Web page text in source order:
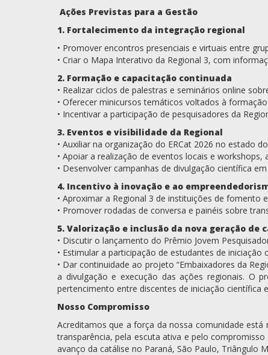
Ações Previstas para a Gestão
1. Fortalecimento da integração regional
• Promover encontros presenciais e virtuais entre
• Criar o Mapa Interativo da Regional 3, com
2. Formação e capacitação continuada
• Realizar ciclos de palestras e seminários online
• Oferecer minicursos temáticos voltados à
• Incentivar a participação de pesquisadores da
3. Eventos e visibilidade da Regional
• Auxiliar na organização do ERCat 2026 no estado
• Apoiar a realização de eventos locais e
• Desenvolver campanhas de divulgação científica
4. Incentivo à inovação e ao
• Aproximar a Regional 3 de instituições de fomento
• Promover rodadas de conversa e painéis sobre
5. Valorização e inclusão da nova geração de
• Discutir o lançamento do Prêmio Jovem
• Estimular a participação de estudantes de
• Dar continuidade ao projeto “Embaixadores da
a divulgação e execução das ações regionais. O
pertencimento entre discentes de iniciação científica
Nosso Compromisso
Acreditamos que a força da nossa comunidade
transparência, pela escuta ativa e pelo
avanço da catálise no Paraná, São Paulo, Triângulo